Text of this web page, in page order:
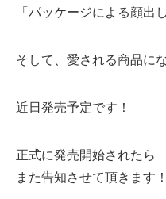
「パッケージによる顔出
そして、愛される商品に
近日発売予定です！
正式に発売開始されたら
また告知させて頂きます！